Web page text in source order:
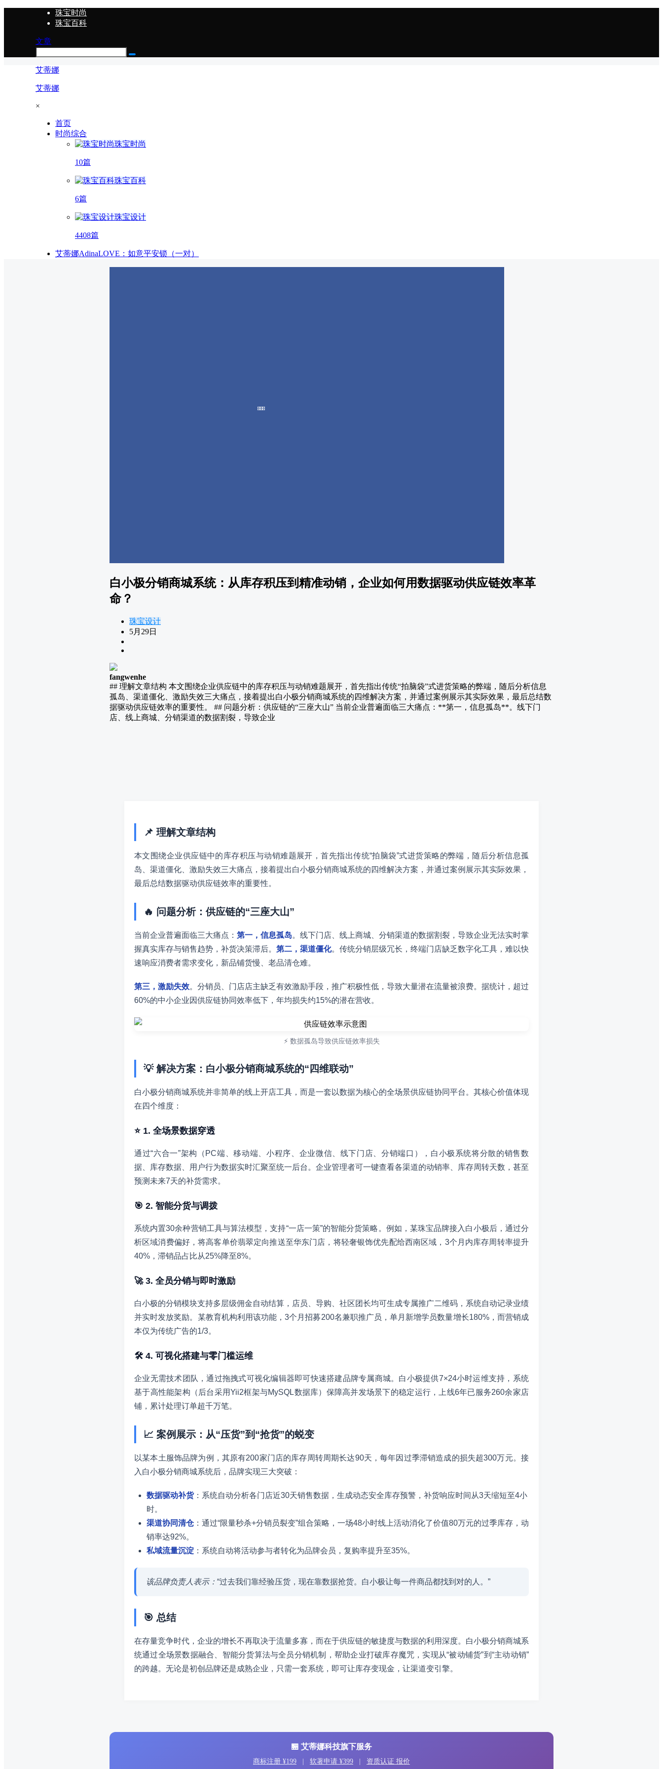
珠宝时尚
珠宝百科
文章
艾蒂娜
艾蒂娜
×
首页
时尚综合
珠宝时尚
10篇
珠宝百科
6篇
珠宝设计
4408篇
艾蒂娜AdinaLOVE：如意平安锁（一对）
白小极分销商城系统：从库存积压到精准动销，企业如何用数据驱动供应链效率革
命？
珠宝设计
5月29日
fangwenhe
## 理解文章结构 本文围绕企业供应链中的库存积压与动销难题展开，首先指出传统“拍脑袋”式进货策略的弊端，随后分析信息
孤岛、渠道僵化、激励失效三大痛点，接着提出白小极分销商城系统的四维解决方案，并通过案例展示其实际效果，最后总结数
据驱动供应链效率的重要性。 ## 问题分析：供应链的“三座大山” 当前企业普遍面临三大痛点：**第一，信息孤岛**。线下门
店、线上商城、分销渠道的数据割裂，导致企业
📌 理解文章结构
本文围绕企业供应链中的库存积压与动销难题展开，首先指出传统“拍脑袋”式进货策略的弊端，随后分析信息孤
岛、渠道僵化、激励失效三大痛点，接着提出白小极分销商城系统的四维解决方案，并通过案例展示其实际效果，
最后总结数据驱动供应链效率的重要性。
🔥 问题分析：供应链的“三座大山”
当前企业普遍面临三大痛点： 第一，信息孤岛。线下门店、线上商城、分销渠道的数据割裂，导致企业无法实时掌
握真实库存与销售趋势，补货决策滞后。 第二，渠道僵化。传统分销层级冗长，终端门店缺乏数字化工具，难以快
速响应消费者需求变化，新品铺货慢、老品清仓难。
第三，激励失效。分销员、门店店主缺乏有效激励手段，推广积极性低，导致大量潜在流量被浪费。据统计，超过
60%的中小企业因供应链协同效率低下，年均损失约15%的潜在营收。
⚡ 数据孤岛导致供应链效率损失
💡 解决方案：白小极分销商城系统的“四维联动”
白小极分销商城系统并非简单的线上开店工具，而是一套以数据为核心的全场景供应链协同平台。其核心价值体现
在四个维度：
⭐ 1. 全场景数据穿透
通过“六合一”架构（PC端、移动端、小程序、企业微信、线下门店、分销端口），白小极系统将分散的销售数
据、库存数据、用户行为数据实时汇聚至统一后台。企业管理者可一键查看各渠道的动销率、库存周转天数，甚至
预测未来7天的补货需求。
🎯 2. 智能分货与调拨
系统内置30余种营销工具与算法模型，支持“一店一策”的智能分货策略。例如，某珠宝品牌接入白小极后，通过分
析区域消费偏好，将高客单价翡翠定向推送至华东门店，将轻奢银饰优先配给西南区域，3个月内库存周转率提升
40%，滞销品占比从25%降至8%。
🚀 3. 全员分销与即时激励
白小极的分销模块支持多层级佣金自动结算，店员、导购、社区团长均可生成专属推广二维码，系统自动记录业绩
并实时发放奖励。某教育机构利用该功能，3个月招募200名兼职推广员，单月新增学员数量增长180%，而营销成
本仅为传统广告的1/3。
🛠️ 4. 可视化搭建与零门槛运维
企业无需技术团队，通过拖拽式可视化编辑器即可快速搭建品牌专属商城。白小极提供7×24小时运维支持，系统
基于高性能架构（后台采用Yii2框架与MySQL数据库）保障高并发场景下的稳定运行，上线6年已服务260余家店
铺，累计处理订单超千万笔。
📈 案例展示：从“压货”到“抢货”的蜕变
以某本土服饰品牌为例，其原有200家门店的库存周转周期长达90天，每年因过季滞销造成的损失超300万元。接
入白小极分销商城系统后，品牌实现三大突破：
数据驱动补货：系统自动分析各门店近30天销售数据，生成动态安全库存预警，补货响应时间从3天缩短至4小
时。
渠道协同清仓 ：通过“限量秒杀+分销员裂变”组合策略，一场48小时线上活动消化了价值80万元的过季库存，动
销率达92%。
私域流量沉淀 ：系统自动将活动参与者转化为品牌会员，复购率提升至35%。
该品牌负责人表示： “过去我们靠经验压货，现在靠数据抢货。白小极让每一件商品都找到对的人。”
🎯 总结
在存量竞争时代，企业的增长不再取决于流量多寡，而在于供应链的敏捷度与数据的利用深度。白小极分销商城系
统通过全场景数据融合、智能分货算法与全员分销机制，帮助企业打破库存魔咒，实现从“被动铺货”到“主动动销”
的跨越。无论是初创品牌还是成熟企业，只需一套系统，即可让库存变现金，让渠道变引擎。
🏪 艾蒂娜科技旗下服务
商标注册 ¥199 软著申请 ¥399 资质认证 报价